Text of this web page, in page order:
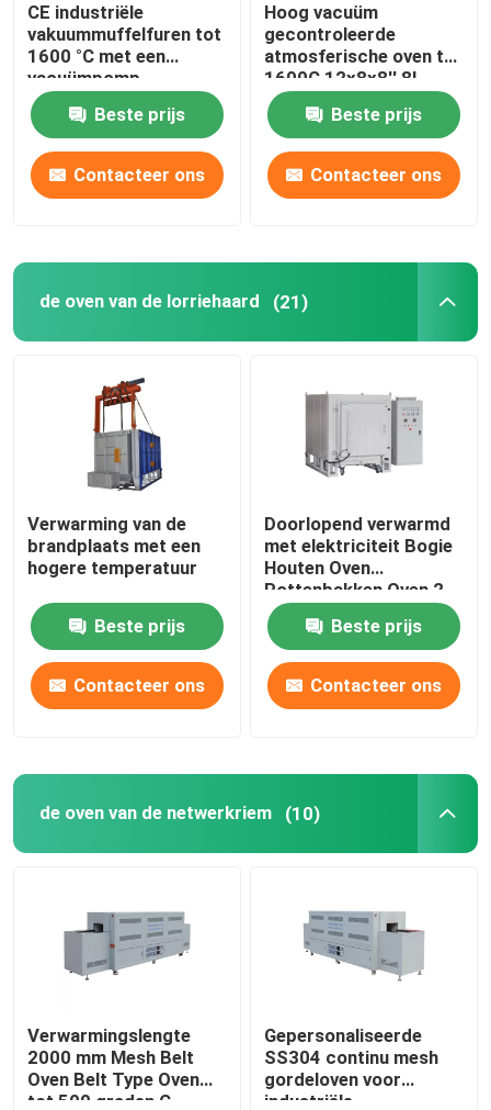
CE industriële
vakuummuffelfuren tot
1600 °C met een
vacuümpomp
Beste prijs
Contacteer ons
Hoog vacuüm
gecontroleerde
atmosferische oven tot
1600C 12x8x8′′ 8L
Beste prijs
Contacteer ons
de oven van de lorriehaard (21)
Verwarming van de
brandplaats met een
hogere temperatuur
Beste prijs
Contacteer ons
Doorlopend verwarmd
met elektriciteit Bogie
Houten Oven
Pottenbakken Oven 2
ton
Beste prijs
Contacteer ons
de oven van de netwerkriem (10)
Verwarmingslengte
2000 mm Mesh Belt
Oven Belt Type Oven
tot 500 graden C
Gepersonaliseerde
SS304 continu mesh
gordeloven voor
industriële